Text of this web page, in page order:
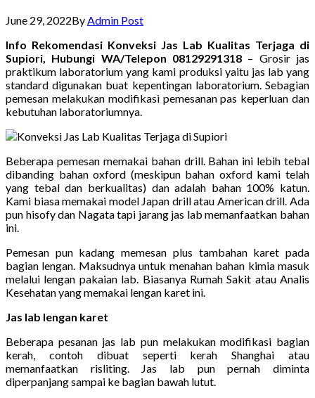
June 29, 2022By Admin Post
Info Rekomendasi Konveksi Jas Lab Kualitas Terjaga di
Supiori, Hubungi WA/Telepon 08129291318 – Grosir jas
praktikum laboratorium yang kami produksi yaitu jas lab yang
standard digunakan buat kepentingan laboratorium. Sebagian
pemesan melakukan modifikasi pemesanan pas keperluan dan
kebutuhan laboratoriumnya.
Beberapa pemesan memakai bahan drill. Bahan ini lebih tebal
dibanding bahan oxford (meskipun bahan oxford kami telah
yang tebal dan berkualitas) dan adalah bahan 100% katun.
Kami biasa memakai model Japan drill atau American drill. Ada
pun hisofy dan Nagata tapi jarang jas lab memanfaatkan bahan
ini.
Pemesan pun kadang memesan plus tambahan karet pada
bagian lengan. Maksudnya untuk menahan bahan kimia masuk
melalui lengan pakaian lab. Biasanya Rumah Sakit atau Analis
Kesehatan yang memakai lengan karet ini.
Jas lab lengan karet
Beberapa pesanan jas lab pun melakukan modifikasi bagian
kerah, contoh dibuat seperti kerah Shanghai atau
memanfaatkan risliting. Jas lab pun pernah diminta
diperpanjang sampai ke bagian bawah lutut.